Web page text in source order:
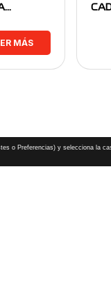
MÁS
o Preferencias) y selecciona la